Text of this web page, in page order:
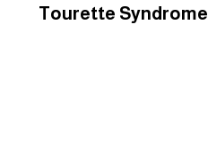
Tourette Syndrome